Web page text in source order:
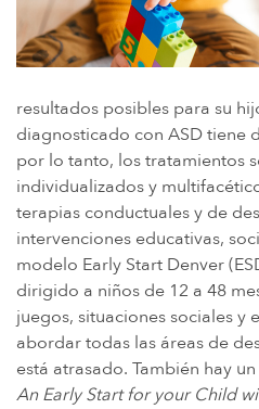
resultados posibles para su
diagnosticado con ASD tiene
por lo tanto, los tratamientos
individualizados y
terapias conductuales y de
intervenciones educativas,
modelo Early Start Denver
dirigido a niños de 12 a 48
juegos, situaciones sociales y
abordar todas las áreas de
está atrasado. También hay
An Early Start for your Child